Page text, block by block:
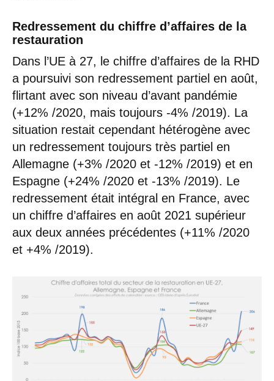
Redressement du chiffre d’affaires de la
restauration
Dans l’UE à 27, le chiffre d’affaires de la RHD
a poursuivi son redressement partiel en août,
flirtant avec son niveau d’avant pandémie
(+12% /2020, mais toujours -4% /2019). La
situation restait cependant hétérogène avec
un redressement toujours très partiel en
Allemagne (+3% /2020 et -12% /2019) et en
Espagne (+24% /2020 et -13% /2019). Le
redressement était intégral en France, avec
un chiffre d’affaires en août 2021 supérieur
aux deux années précédentes (+11% /2020
et +4% /2019).